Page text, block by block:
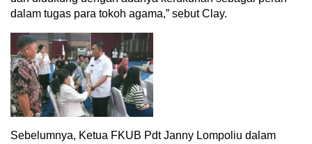
dalam tugas para tokoh agama,” sebut Clay.
Sebelumnya, Ketua FKUB Pdt Janny Lompoliu dalam